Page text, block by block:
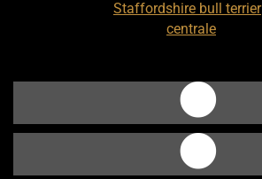
Staffordshire bull terrier
centrale